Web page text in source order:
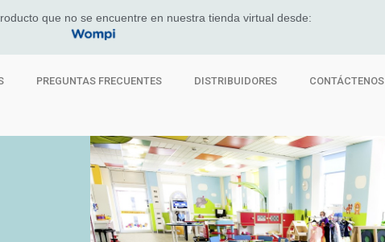
que no se encuentre en nuestra tienda virtual desde:
PREGUNTAS FRECUENTES DISTRIBUIDORES CONTÁCTENOS